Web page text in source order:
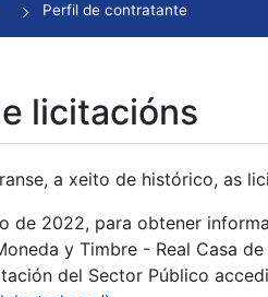
Perfil de contratante
licitacións
a xeito de histórico, as
de 2022, para obtener
y Timbre - Real Casa
del Sector Público